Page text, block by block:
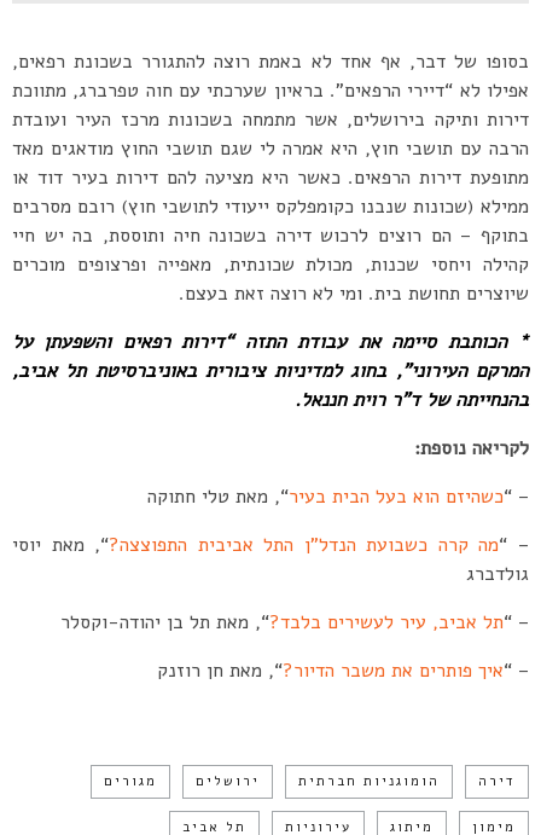
בסופו של דבר, אף אחד לא באמת רוצה להתגורר בשכונת רפאים,
אפילו לא “דיירי הרפאים”. בראיון שערכתי עם חוה טפרברג, מתווכת
דירות ותיקה בירושלים, אשר מתמחה בשכונות מרכז העיר ועובדת
הרבה עם תושבי חוץ, היא אמרה לי שגם תושבי החוץ מודאגים מאד
מתופעת דירות הרפאים. כאשר היא מציעה להם דירות בעיר דוד או
ממילא (שכונות שנבנו כקומפלקס ייעודי לתושבי חוץ) רובם מסרבים
בתוקף – הם רוצים לרכוש דירה בשכונה חיה ותוססת, בה יש חיי
קהילה ויחסי שכנות, מכולת שכונתית, מאפייה ופרצופים מוכרים
שיוצרים תחושת בית. ומי לא רוצה זאת בעצם.
* הכותבת סיימה את עבודת התזה “דירות רפאים והשפעתן על
המרקם העירוני”, בחוג למדיניות ציבורית באוניברסיטת תל אביב,
בהנחייתה של ד”ר רוית חננאל.
לקריאה נוספת:
– “כשהיזם הוא בעל הבית בעיר“, מאת טלי חתוקה
– “מה קרה כשבועת הנדל”ן התל אביבית התפוצצה?“, מאת יוסי
גולדברג
– “תל אביב, עיר לעשירים בלבד?“, מאת תל בן יהודה-וקסלר
– “איך פותרים את משבר הדיור?“, מאת חן רוזנק
דירה הומוגניות חברתית ירושלים מגורים
מימון מיתוג עירוניות תל אביב